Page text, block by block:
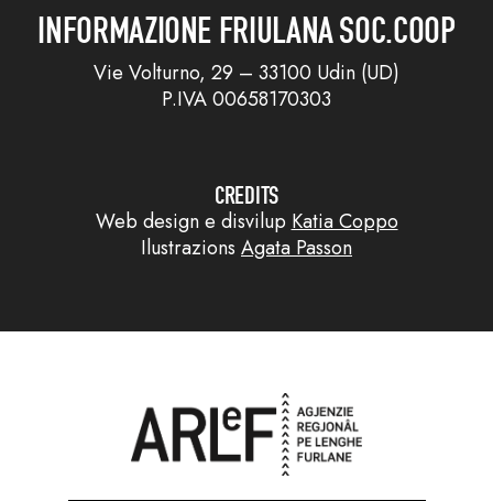
INFORMAZIONE FRIULANA SOC.COOP
Vie Volturno, 29 – 33100 Udin (UD)
P.IVA 00658170303
CREDITS
Web design e disvilup Katia Coppo
Ilustrazions Agata Passon